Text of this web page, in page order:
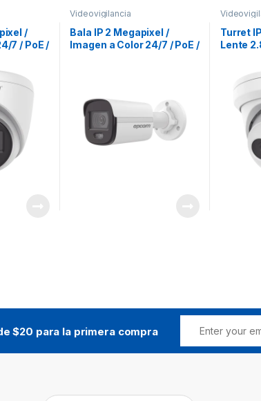
/
7 / PoE /
/
Videovigilancia
Bala IP 2 Megapixel /
Imagen a Color 24/7 / PoE /
Turret
Lente
PoE /
(Filtro
/
Ultra
$20 para la primera compra